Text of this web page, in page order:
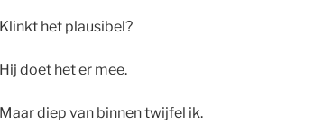
Klinkt het plausibel?
Hij doet het er mee.
Maar diep van binnen twijfel ik.